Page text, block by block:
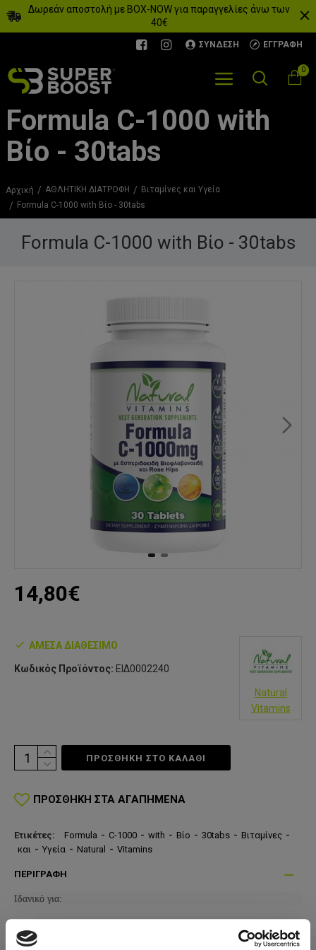
Δωρεάν αποστολή με BOX-NOW για παραγγελίες άνω των
40€
ΣΎΝΔΕΣΗ ΕΓΓΡΑΦΉ
0
Formula C-1000 with
Βίο - 30tabs
Αρχική ΑΘΛΗΤΙΚΗ ΔΙΑΤΡΟΦΗ
Βιταμίνες και Υγεία
Formula C-1000 with Βίο - 30tabs
Formula C-1000 with Βίο - 30tabs
ΆΜΕΣΑ ΔΙΑΘΈΣΙΜΟ
Κωδικός Προϊόντος: ΕΙΔ0002240
Natural
Vitamins
14,80€
ΠΡΟΣΘΗΚΗ ΣΤΟ ΚΑΛΆΘΙ
ΠΡΟΣΘΉΚΗ ΣΤΑ ΑΓΑΠΗΜΈΝΑ
Ετικέτες: Formula - C-1000 - with - Βίο - 30tabs - Βιταμίνες -
και - Υγεία - Natural - Vitamins
ΠΕΡΙΓΡΑΦΉ
Ιδανικό για: